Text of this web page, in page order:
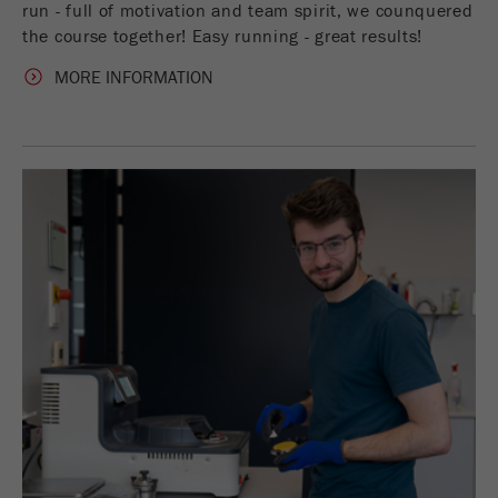
Purpose
Содержит дату первого посещения
сайта посетителем.
Цель
Название
Провайдер
Purpose
Определяет, есть ли у пользователя
блокировщики рекламы
run - full of motivation and team spirit, we counquered
the course together! Easy running - great results!
MORE INFORMATION